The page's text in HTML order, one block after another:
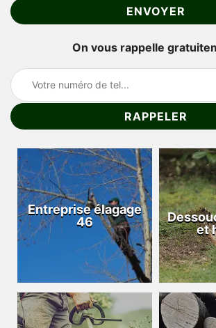
On vous rappelle
Entreprise élagage
46
et